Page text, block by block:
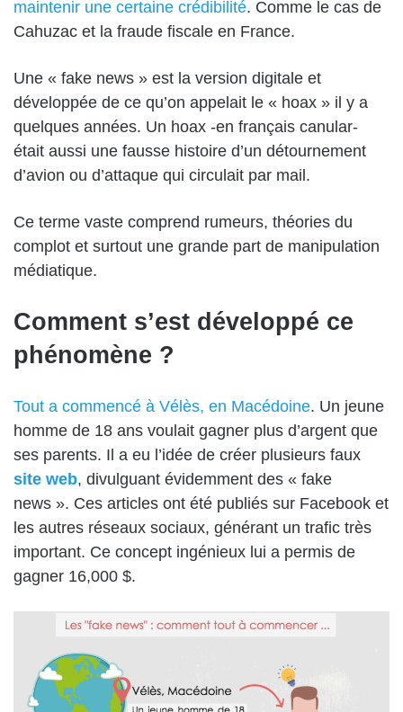
maintenir une certaine crédibilité. Comme le cas de
Cahuzac et la fraude fiscale en France.
Une « fake news » est la version digitale et
développée de ce qu’on appelait le « hoax » il y a
quelques années. Un hoax -en français canular-
était aussi une fausse histoire d’un détournement
d’avion ou d’attaque qui circulait par mail.
Ce terme vaste comprend rumeurs, théories du
complot et surtout une grande part de manipulation
médiatique.
Comment s’est développé ce
phénomène ?
Tout a commencé à Vélès, en Macédoine. Un jeune
homme de 18 ans voulait gagner plus d’argent que
ses parents. Il a eu l’idée de créer plusieurs faux
site web, divulguant évidemment des « fake
news ». Ces articles ont été publiés sur Facebook et
les autres réseaux sociaux, générant un trafic très
important. Ce concept ingénieux lui a permis de
gagner 16,000 $.